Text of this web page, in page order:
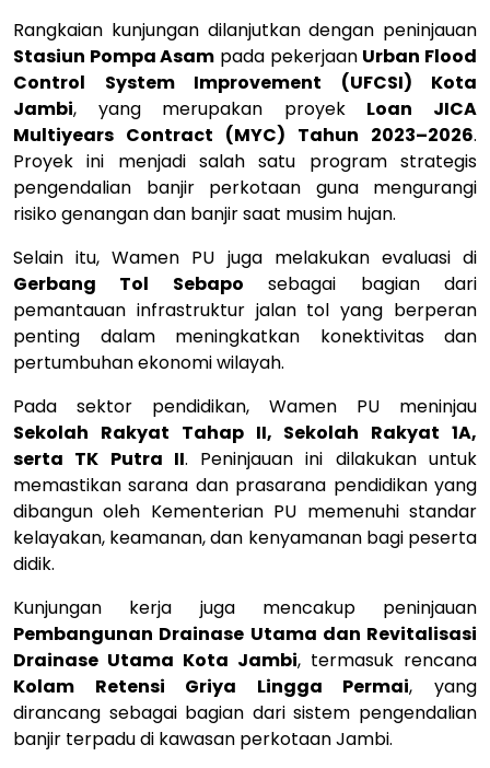
Rangkaian kunjungan dilanjutkan dengan peninjauan
Stasiun Pompa Asam pada pekerjaan Urban Flood
Control System Improvement (UFCSI) Kota
Jambi, yang merupakan proyek Loan JICA
Multiyears Contract (MYC) Tahun 2023–2026.
Proyek ini menjadi salah satu program strategis
pengendalian banjir perkotaan guna mengurangi
risiko genangan dan banjir saat musim hujan.
Selain itu, Wamen PU juga melakukan evaluasi di
Gerbang Tol Sebapo sebagai bagian dari
pemantauan infrastruktur jalan tol yang berperan
penting dalam meningkatkan konektivitas dan
pertumbuhan ekonomi wilayah.
Pada sektor pendidikan, Wamen PU meninjau
Sekolah Rakyat Tahap II, Sekolah Rakyat 1A,
serta TK Putra II. Peninjauan ini dilakukan untuk
memastikan sarana dan prasarana pendidikan yang
dibangun oleh Kementerian PU memenuhi standar
kelayakan, keamanan, dan kenyamanan bagi peserta
didik.
Kunjungan kerja juga mencakup peninjauan
Pembangunan Drainase Utama dan Revitalisasi
Drainase Utama Kota Jambi, termasuk rencana
Kolam Retensi Griya Lingga Permai, yang
dirancang sebagai bagian dari sistem pengendalian
banjir terpadu di kawasan perkotaan Jambi.